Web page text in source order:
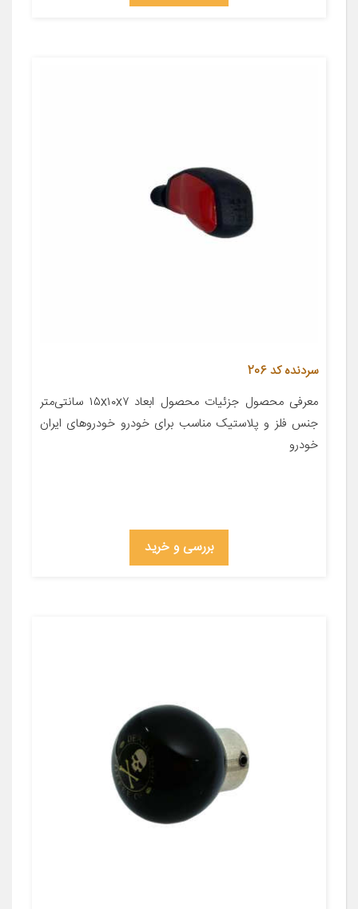
سردنده کد 206
معرفی محصول جزئیات محصول ابعاد ۱۵x۱۰x۷ سانتی‌متر
جنس فلز و پلاستیک مناسب برای خودرو خودروهای ایران
خودرو
بررسی و خرید